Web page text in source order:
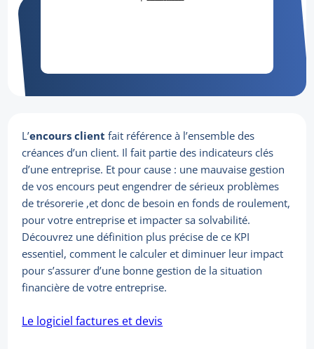
L’encours client fait référence à l’ensemble des
créances d’un client. Il fait partie des indicateurs clés
d’une entreprise. Et pour cause : une mauvaise gestion
de vos encours peut engendrer de sérieux problèmes
de trésorerie ,et donc de besoin en fonds de roulement,
pour votre entreprise et impacter sa solvabilité.
Découvrez une définition plus précise de ce KPI
essentiel, comment le calculer et diminuer leur impact
pour s’assurer d’une bonne gestion de la situation
financière de votre entreprise.
Le logiciel factures et devis